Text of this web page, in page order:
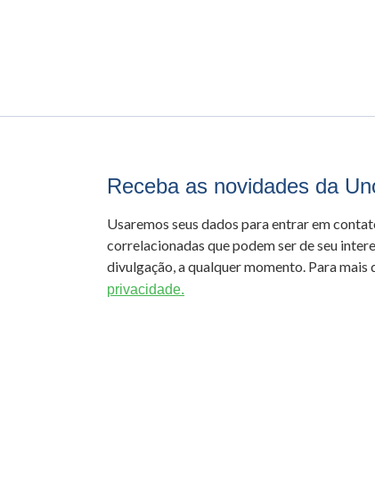
Receba as novidades da
Usaremos seus dados para entrar em
correlacionadas que podem ser de seu
divulgação, a qualquer momento. Para mais
privacidade.